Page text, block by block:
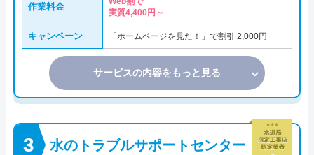
作業料金
実質4,400円～
キャンペーン 「ホームページを見た！」で割引 2,000円
サービスの内容をもっと見る
水のトラブルサポートセンター